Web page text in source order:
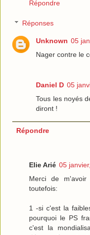
Répondre
Réponses
Unknown 05
Nager contre le
Daniel D 05
Tous les noyés
diront !
Répondre
Elie Arié 05
Merci de m'avoir
toutefois:
1 -si c'est la
pourquoi le PS
c'est la